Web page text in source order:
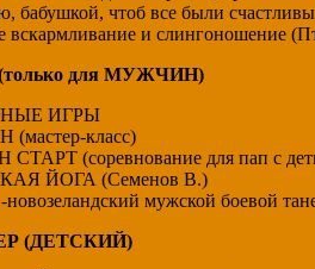
бабушкой, чтоб все были
вскармливание и слингоношение
для МУЖЧИН)
ИГРЫ
(мастер-класс)
(соревнование для пап с
ЙОГА (Семенов В.)
мужской боевой
(ДЕТСКИЙ)